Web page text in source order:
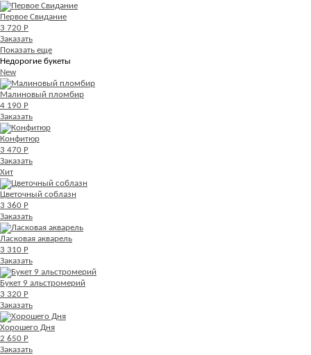
Первое Свидание
3 720 Р
Заказать
Показать еще
Недорогие букеты
New
Малиновый пломбир
4 190 Р
Заказать
Конфитюр
3 470 Р
Заказать
Хит
Цветочный соблазн
3 360 Р
Заказать
Ласковая акварель
3 310 Р
Заказать
Букет 9 альстромерий
3 320 Р
Заказать
Хорошего Дня
2 650 Р
Заказать